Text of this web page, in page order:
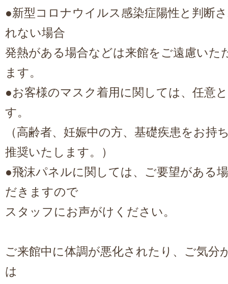
●新型コロナウイルス感染症陽性と判断
れない場合
発熱がある場合などは来館をご遠慮いた
ます。
●お客様のマスク着用に関しては、任意
す。
（高齢者、妊娠中の方、基礎疾患をお持
推奨いたします。）
●飛沫パネルに関しては、ご要望がある
だきますので
スタッフにお声がけください。
ご来館中に体調が悪化されたり、ご気分
は